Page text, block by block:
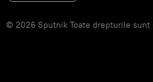
© 2026 Sputnik Toate drepturile sunt